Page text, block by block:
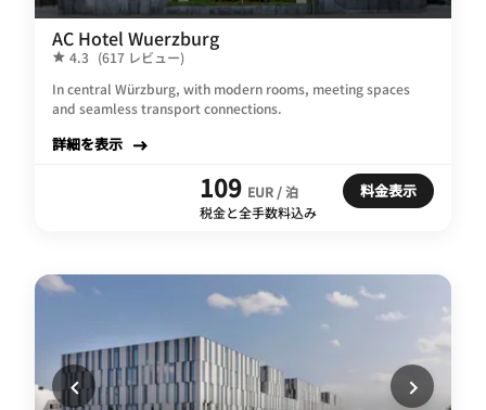
AC Hotel Wuerzburg
4.3 (617 レビュー)
In central Würzburg, with modern rooms, meeting spaces
and seamless transport connections.
詳細を表示
109 EUR / 泊
税金と全手数料込み
料金表示